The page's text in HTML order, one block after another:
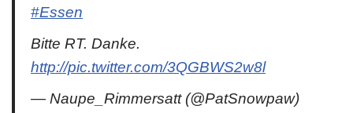
#Essen
Bitte RT. Danke.
http://pic.twitter.com/3QGBWS2w8l
— Naupe_Rimmersatt (@PatSnowpaw)